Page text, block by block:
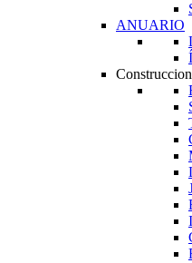
ANUARIO